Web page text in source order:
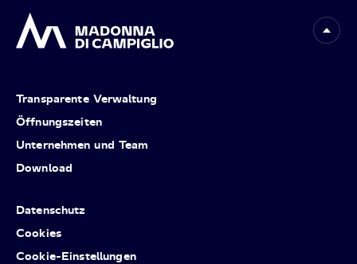
Transparente Verwaltung
Öffnungszeiten
Unternehmen und Team
Download
Datenschutz
Cookies
Cookie-Einstellungen